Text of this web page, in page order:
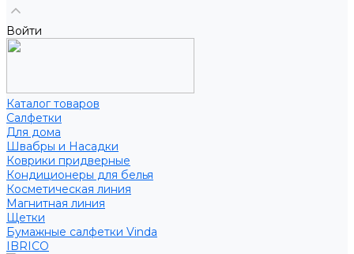
Войти
Каталог товаров
Салфетки
Для дома
Швабры и Насадки
Коврики придверные
Кондиционеры для белья
Косметическая линия
Магнитная линия
Щетки
Бумажные салфетки Vinda
IBRICO